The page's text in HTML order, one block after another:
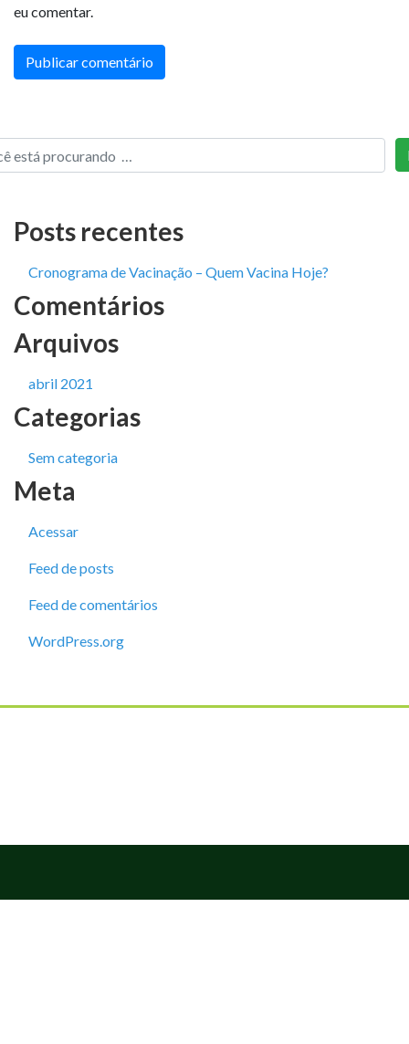
eu comentar.
Posts recentes
Cronograma de Vacinação – Quem Vacina Hoje?
Comentários
Arquivos
abril 2021
Categorias
Sem categoria
Meta
Acessar
Feed de posts
Feed de comentários
WordPress.org